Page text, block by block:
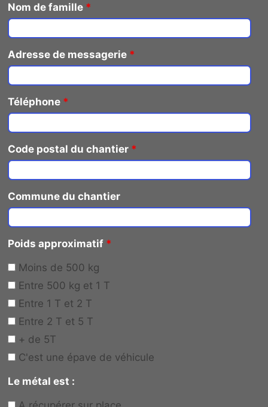
Nom de famille *
Adresse de messagerie *
Téléphone *
Code postal du chantier *
Commune du chantier
Poids approximatif *
Moins de 500 kg
Entre 500 kg et 1 T
Entre 1 T et 2 T
Entre 2 T et 5 T
+ de 5T
C'est une épave de véhicule
Le métal est :